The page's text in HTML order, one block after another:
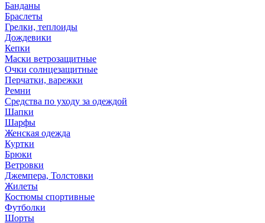
Банданы
Браслеты
Грелки, теплоиды
Дождевики
Кепки
Маски ветрозащитные
Очки солнцезащитные
Перчатки, варежки
Ремни
Средства по уходу за одеждой
Шапки
Шарфы
Женская одежда
Куртки
Брюки
Ветровки
Джемпера, Толстовки
Жилеты
Костюмы спортивные
Футболки
Шорты